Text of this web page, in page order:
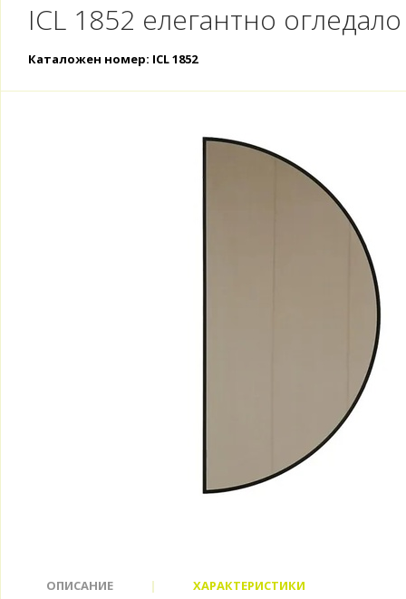
ICL 1852 елегантно
Каталожен номер: ICL 1852
ОПИСАНИЕ | ХАРАКТЕРИСТИКИ